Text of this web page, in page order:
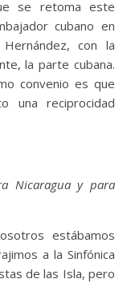
se retoma este
cubano en
con la
la parte cubana.
convenio es que
una reciprocidad
Nicaragua y para
estábamos
a la Sinfónica
de las Isla, pero